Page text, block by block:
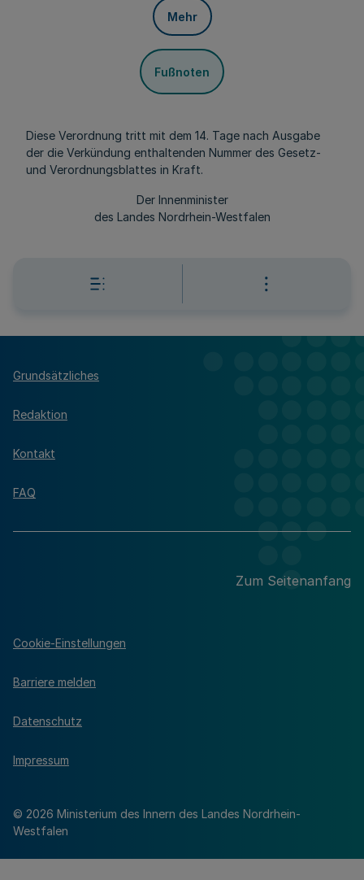
Mehr
Fußnoten
Diese Verordnung tritt mit dem 14. Tage nach Ausgabe
der die Verkündung enthaltenden Nummer des Gesetz-
und Verordnungsblattes in Kraft.
Der Innenminister
des Landes Nordrhein-Westfalen
Grundsätzliches
Redaktion
Kontakt
FAQ
Zum Seitenanfang
© 2026 Ministerium des Innern des Landes Nordrhein-
Westfalen
Cookie-Einstellungen
Barriere melden
Datenschutz
Impressum